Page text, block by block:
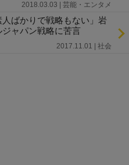
2018.03.03 | 芸能・エンタメ
人ばかりで戦略もない」岩
ャパン戦略に苦言
2017.11.01 | 社会